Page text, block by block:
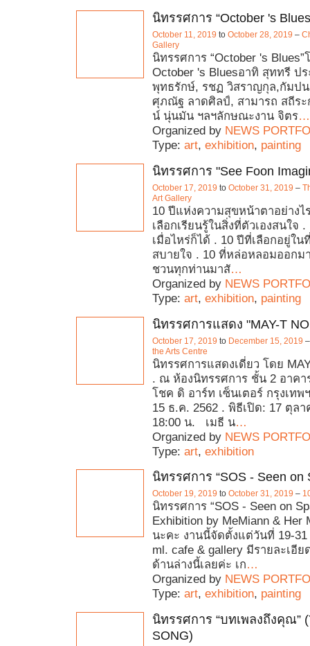
นิทรรศการ “October 's
October 11, 2019 to October 28, 2019 –
Gallery
นิทรรศการ “October 's
October 's Bluesอาทิ สุททรี ป
พุทธรักษ์, รชฏ วิสราญกุล,กัมป
ศุภณัฐ ลาดศิลป์, สามารถ สถีร
น์ นุ่นมัน ฯลฯลักษณะงาน จิตร…
Organized by NEWS
Type: art, exhibition, painting
นิทรรศการ "See Foon
October 17, 2019 to October 31, 2019 –
Art Gallery
10 ปีแห่งความสุขหน้าตาอย่างไ
เลือกเรียนรู้ในสิ่งที่ตัวเองสนใจ
เมื่อไหร่ก็ได้ . 10 ปีที่เลือกอยู่ใน
สบายใจ . 10 ที่หล่อหลอมออกม
ชวนทุกท่านมาสั…
Organized by NEWS
Type: art, exhibition, painting
นิทรรศการแสดง "MAY-T
October 17, 2019 to December 15, 2019
the Arts Centre
นิทรรศการแสดงเดี่ยว โดย
. ณ ห้องนิทรรศการ ชั้น 2 อาค
โชค ดิ อาร์ท เซ็นเตอร์ กรุงเทพ
15 ธ.ค. 2562 . พิธีเปิด: 17 ตุลา
18:00 น. เมธี น…
Organized by NEWS
Type: art, exhibition
นิทรรศการ “SOS - Seen on
October 19, 2019 to October 31, 2019 –
นิทรรศการ “SOS - Seen on
Exhibition by MeMiann & Her
นะคะ งานนี้จัดตั้งแต่วันที่ 19-
ml. cafe & gallery มีรายละเอี
ด้านล่างนี้เลยค่ะ เก…
Organized by NEWS
Type: art, exhibition, painting
นิทรรศการ “บทเพลงถึงคุณ”
SONG)